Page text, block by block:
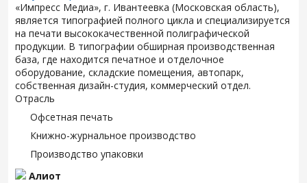
«Импресс Медиа», г. Ивантеевка (Московская область),
является типографией полного цикла и специализируется
на печати высококачественной полиграфической
продукции. В типографии обширная производственная
база, где находится печатное и отделочное
оборудование, складские помещения, автопарк,
собственная дизайн-студия, коммерческий отдел.
Отрасль
Офсетная печать
Книжно-журнальное производство
Производство упаковки
Алиот